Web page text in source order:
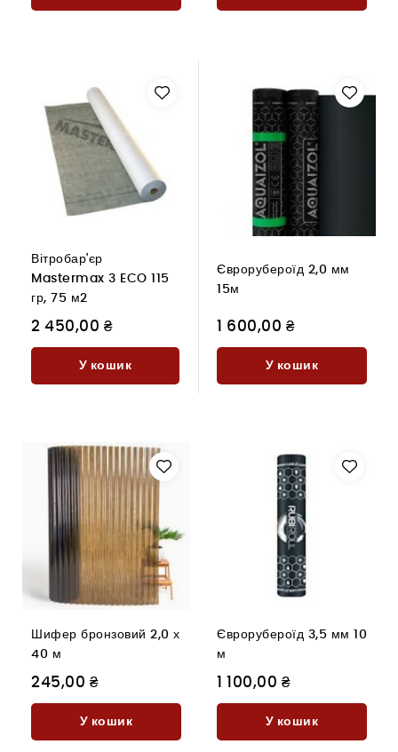
Вітробар'єр
Mastermax 3 ECO 115
гр, 75 м2
2 450,00 ₴
У кошик
Єврорубероїд 2,0 мм
15м
1 600,00 ₴
У кошик
Шифер бронзовий 2,0 х
40 м
245,00 ₴
У кошик
Єврорубероїд 3,5 мм 10
м
1 100,00 ₴
У кошик